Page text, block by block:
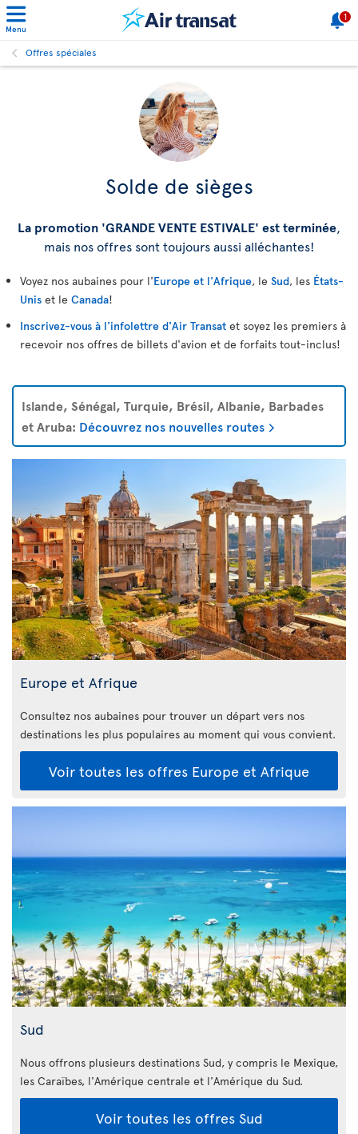
Menu
1
Offres spéciales
Solde de sièges
La promotion 'GRANDE VENTE ESTIVALE' est terminée,
mais nos offres sont toujours aussi alléchantes!
Voyez nos aubaines pour l'Europe et l'Afrique, le Sud, les États-
Unis et le Canada!
Inscrivez-vous à l'infolettre d'Air Transat et soyez les premiers à
recevoir nos offres de billets d'avion et de forfaits tout-inclus!
Islande, Sénégal, Turquie, Brésil, Albanie, Barbades
et Aruba: Découvrez nos nouvelles routes
Europe et Afrique
Consultez nos aubaines pour trouver un départ vers nos
destinations les plus populaires au moment qui vous convient.
Voir toutes les offres Europe et Afrique
Sud
Nous offrons plusieurs destinations Sud, y compris le Mexique,
les Caraïbes, l'Amérique centrale et l'Amérique du Sud.
Voir toutes les offres Sud